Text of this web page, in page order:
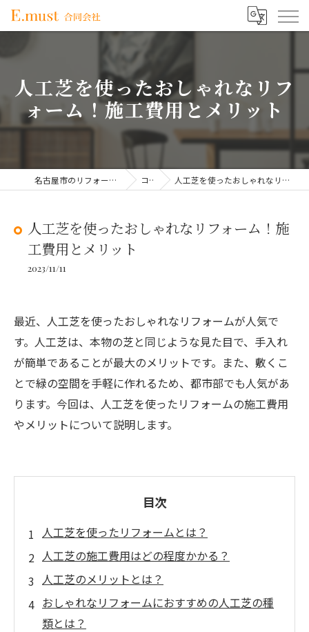
人工芝を使ったおしゃれなリフ
ォーム！施工費用とメリット
名古屋市のリフォームならE.must合同会社 コラム 人工芝を使ったおしゃれなリフォーム！施工費用とメリット
人工芝を使ったおしゃれなリフォーム！施
工費用とメリット
2023/11/11
最近、人工芝を使ったおしゃれなリフォームが人気で
す。人工芝は、本物の芝と同じような見た目で、手入れ
が簡単であることが最大のメリットです。また、敷くこ
とで緑の空間を手軽に作れるため、都市部でも人気があ
ります。今回は、人工芝を使ったリフォームの施工費用
やメリットについて説明します。
目次
人工芝を使ったリフォームとは？
人工芝の施工費用はどの程度かかる？
人工芝のメリットとは？
おしゃれなリフォームにおすすめの人工芝の種
類とは？